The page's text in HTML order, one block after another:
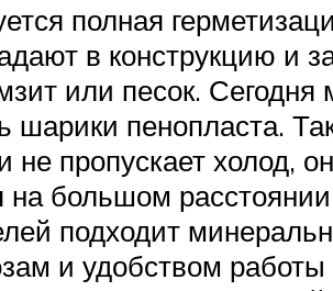
полная
в конструкцию и
или песок.
шарики пенопласта.
пропускает холод,
большом расстоянии
подходит
и удобством